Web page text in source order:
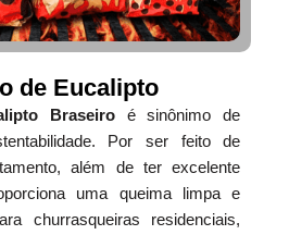
de Eucalipto
Braseiroé sinônimo de
Por ser feito de
além de ter excelente
uma queima limpa e
churrasqueiras residenciais,